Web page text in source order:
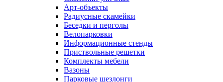
Арт-объекты
Радиусные скамейки
Беседки и перголы
Велопарковки
Информационные стенды
Приствольные решетки
Комплекты мебели
Вазоны
Парковые шезлонги